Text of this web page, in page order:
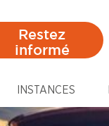
Restez
informé
INSTANCES